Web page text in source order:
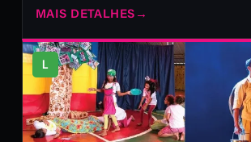
MAIS DETALHES →
L